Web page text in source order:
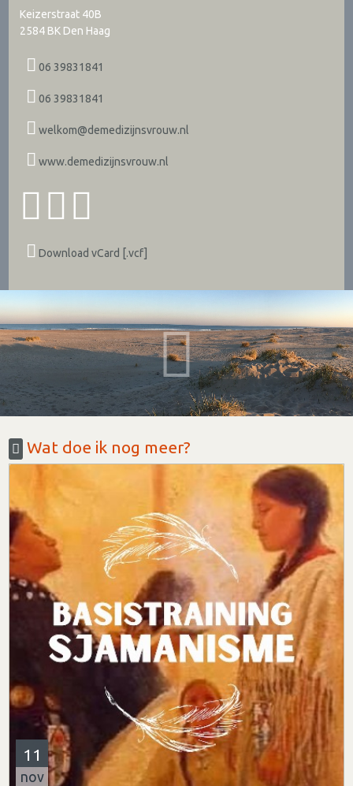
Keizerstraat 40B
2584 BK Den Haag
06 39831841
06 39831841
welkom@demedizijnsvrouw.nl
www.demedizijnsvrouw.nl
Download vCard [.vcf]
Wat doe ik nog meer?
11
nov